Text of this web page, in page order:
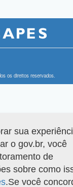
os direitos reservados.
sua
o gov.br, você
de
sobre como
.Se você